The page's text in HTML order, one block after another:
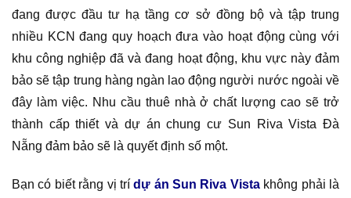
đang được đầu tư hạ tầng cơ sở đồng bộ và tập trung
nhiều KCN đang quy hoạch đưa vào hoạt động cùng với
khu công nghiệp đã và đang hoạt động, khu vực này đảm
bảo sẽ tập trung hàng ngàn lao động người nước ngoài về
đây làm việc. Nhu cầu thuê nhà ở chất lượng cao sẽ trở
thành cấp thiết và dự án chung cư Sun Riva Vista Đà
Nẵng đảm bảo sẽ là quyết định số một.
Bạn có biết rằng vị trídự án Sun Riva Vistakhông phải là